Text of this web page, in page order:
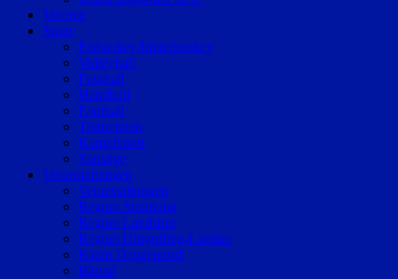
Vereine
Sport
Eishockey/Inlinehockey
Volleyball
Fussball
Handball
Football
Trabrennen
Kampfsport
Sonstige
Veranstaltungen
Veranstaltungen
Region Straubing
Region Landshut
Region Dingolfing-Landau
Raum Deggendorf
Bluval